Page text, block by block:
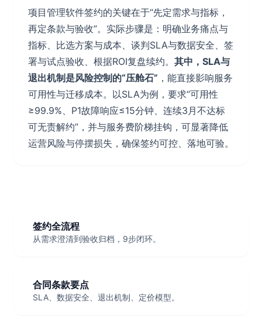
项目管理软件签约的关键在于“先定需求与指标，
再定条款与验收”。实际步骤是：明确业务痛点与
指标、比选方案与成本、谈判SLA与数据安全、签
署与试点验收、根据ROI复盘续约。 其中，SLA与
退出机制是风险控制的“压舱石” ，能直接影响服务
可用性与迁移成本。以SLA为例，要求“可用性
≥99.9%、P1故障响应≤15分钟、连续3月不达标
可无责解约”，并与服务费阶梯挂钩，可显著降低
运营风险与停摆损失，确保签约可控、落地可验。
签约全流程
从需求澄清到验收归档，9步闭环。
合同条款要点
SLA、数据安全、退出机制、定价模型。